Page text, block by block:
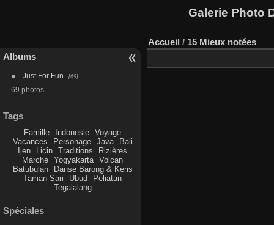
Galerie Photo
Albums
Just For Fun 69
69 photos
Tags
Famille Indonesie
Voyage
Vacances
Personage Java
Bali
Ijen
Licin Traditions
Rizières
Marché
Yogyakarta
Volcan
Batubulan
Danse Barong & Keris
Taman Sari
Ubud
Peliatan
Tegalalang
Spéciales
Accueil / 15 Mieux notées